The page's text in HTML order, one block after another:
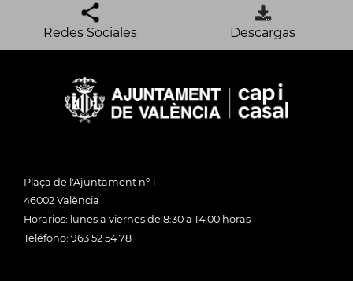
Redes Sociales Descargas
Plaça de l'Ajuntament nº 1
46002 València
Horarios: lunes a viernes de 8:30 a 14:00 horas
Teléfono: 963 52 54 78